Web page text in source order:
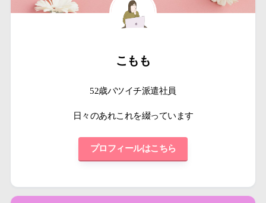
こもも
52歳バツイチ派遣社員
日々のあれこれを綴っています
プロフィールはこちら